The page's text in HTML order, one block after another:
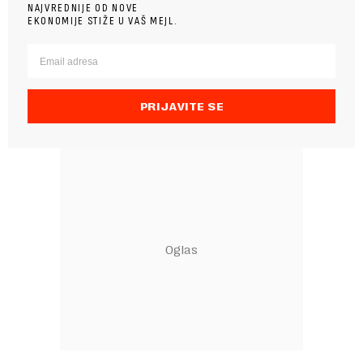
NAJVREDNIJE OD NOVE
EKONOMIJE STIŽE U VAŠ MEJL.
PRIJAVITE SE